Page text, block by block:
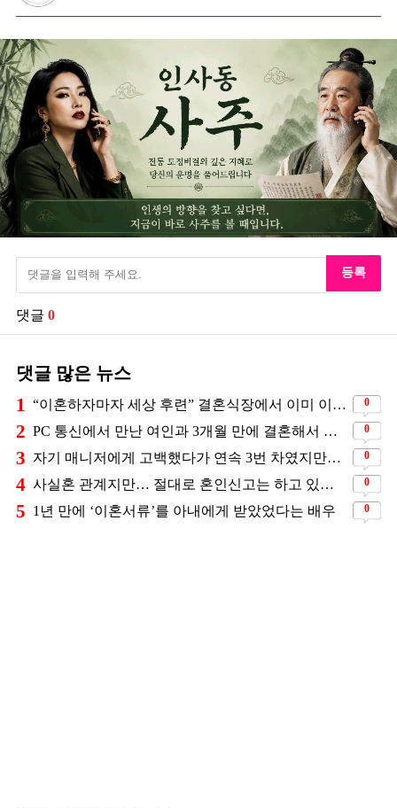
등록
댓글 0
댓글 많은 뉴스
1 “이혼하자마자 세상 후련” 결혼식장에서 이미 이혼을 직감했었다는 배우 0
2 PC 통신에서 만난 여인과 3개월 만에 결혼해서 잘 살고 있는 배우 0
3 자기 매니저에게 고백했다가 연속 3번 차였지만… 결국 결혼에 성공한 배우 0
4 사실혼 관계지만… 절대로 혼인신고는 하고 있지 않다는 배우 0
5 1년 만에 ‘이혼서류’를 아내에게 받았었다는 배우 0